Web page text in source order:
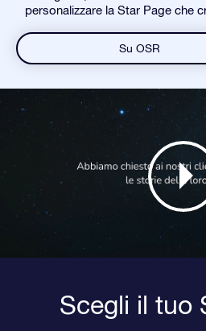
personalizzare la Star Page che
Su OSR
Scegli il tuo